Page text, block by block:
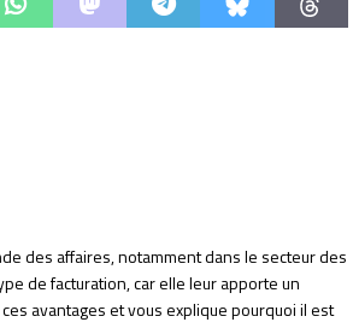
des affaires, notamment dans le secteur des
de facturation, car elle leur apporte un
avantages et vous explique pourquoi il est